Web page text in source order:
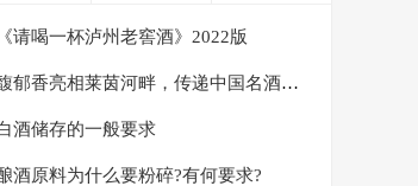
《请喝一杯泸州老窖酒》2022版
馥郁香亮相莱茵河畔，传递中国名酒东方文化之美
酒储存的一般要求
酒原料为什么要粉碎?有何要求?